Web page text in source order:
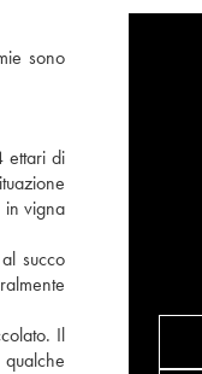
sono
ettari di
in vigna
succo
Il